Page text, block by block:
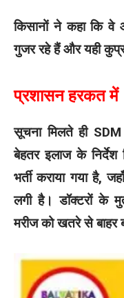
किसानों ने कहा कि
गुजर रहे हैं और यही
प्रशासन हरकत में
सूचना मिलते ही
बेहतर इलाज के निर्देश
भर्ती कराया गया है,
लगी है। डॉक्टरों के
मरीज को खतरे से बाहर